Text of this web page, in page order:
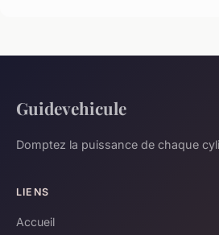
Guidevehicule
Domptez la puissance de chaque
LIENS
Accueil